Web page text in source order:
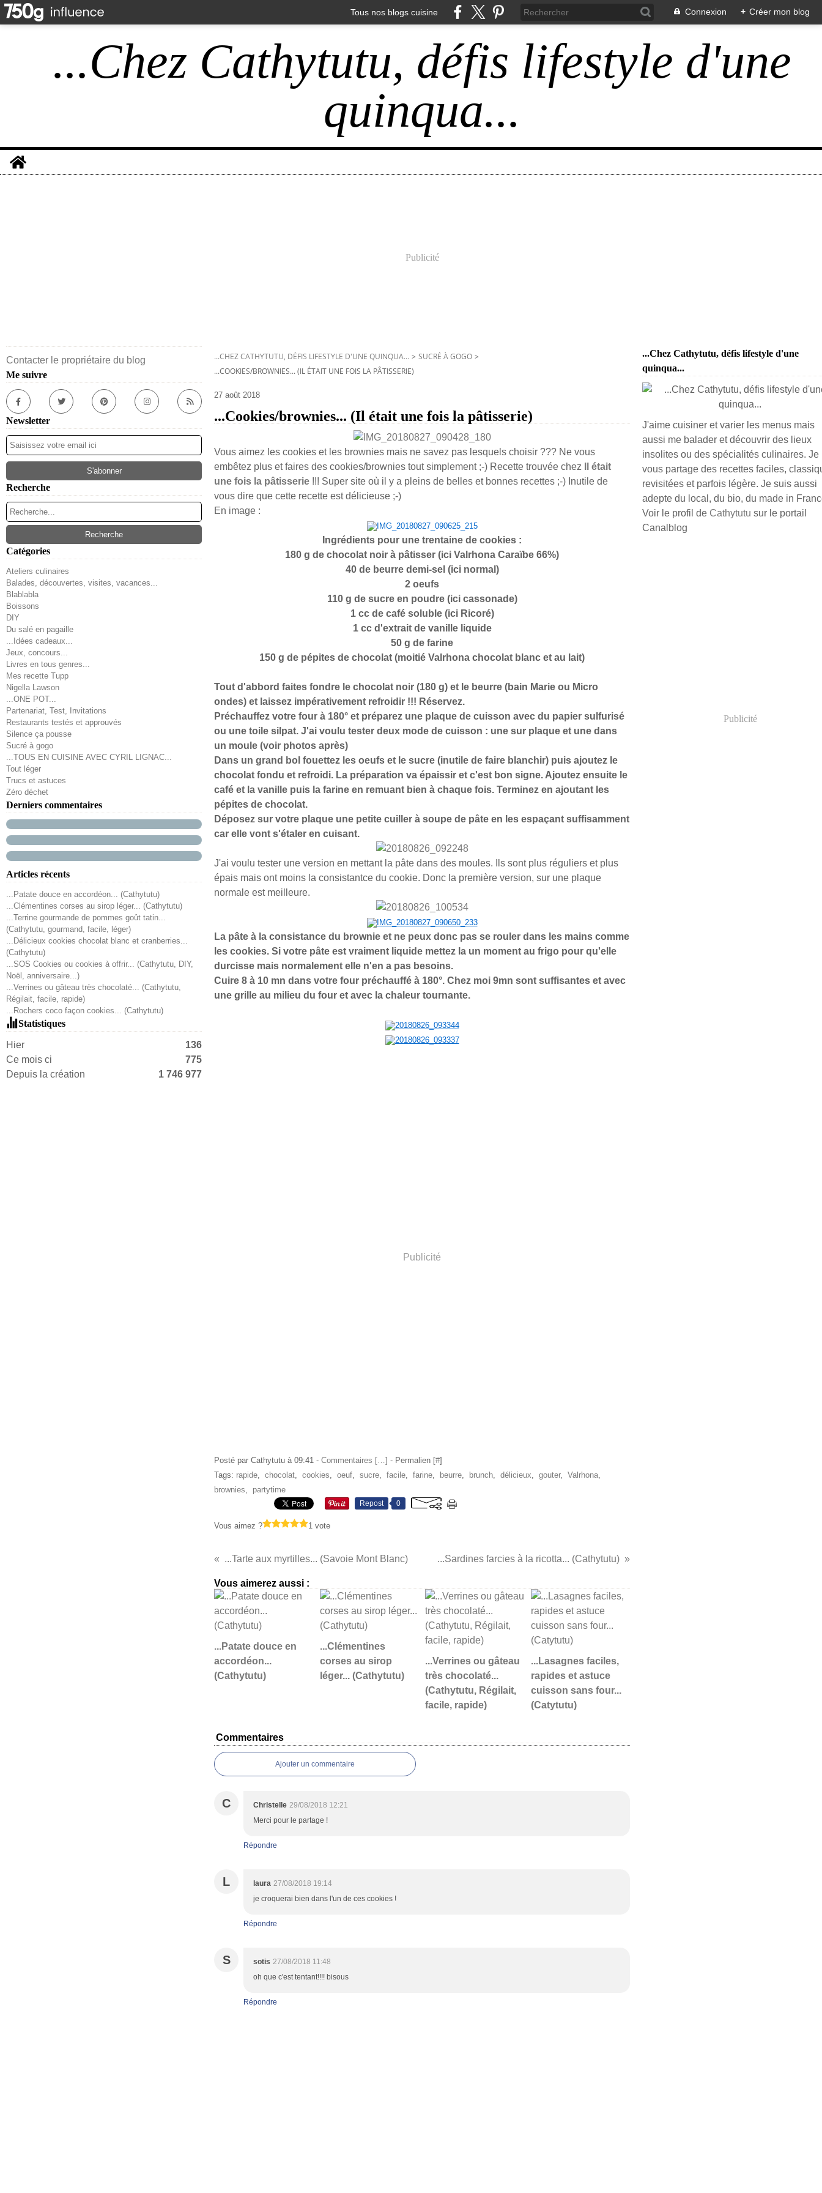
Tous nos blogs cuisine Connexion + Créer mon blog
...Chez Cathytutu, défis lifestyle d'une
quinqua...
Home
Publicité
Contacter le propriétaire du blog
Me suivre
Newsletter
Recherche
Catégories
Ateliers culinaires
Balades, découvertes, visites, vacances...
Blablabla
Boissons
DIY
Du salé en pagaille
...Idées cadeaux...
Jeux, concours...
Livres en tous genres...
Mes recette Tupp
Nigella Lawson
...ONE POT...
Partenariat, Test, Invitations
Restaurants testés et approuvés
Silence ça pousse
Sucré à gogo
...TOUS EN CUISINE AVEC CYRIL LIGNAC...
Tout léger
Trucs et astuces
Zéro déchet
Derniers commentaires
Articles récents
...Patate douce en accordéon... (Cathytutu)
...Clémentines corses au sirop léger... (Cathytutu)
...Terrine gourmande de pommes goût tatin...
(Cathytutu, gourmand, facile, léger)
...Délicieux cookies chocolat blanc et cranberries...
(Cathytutu)
...SOS Cookies ou cookies à offrir... (Cathytutu, DIY,
Noël, anniversaire...)
...Verrines ou gâteau très chocolaté... (Cathytutu,
Régilait, facile, rapide)
...Rochers coco façon cookies... (Cathytutu)
Statistiques
Hier
136
Ce mois ci
775
Depuis la création
1 746 977
...CHEZ CATHYTUTU, DÉFIS LIFESTYLE D'UNE QUINQUA... > SUCRÉ À GOGO >
...COOKIES/BROWNIES... (IL ÉTAIT UNE FOIS LA PÂTISSERIE)
27 août 2018
...Cookies/brownies... (Il était une fois la pâtisserie)
Vous aimez les cookies et les brownies mais ne savez pas lesquels choisir ??? Ne vous
embêtez plus et faires des cookies/brownies tout simplement ;-) Recette trouvée chez Il était
une fois la pâtisserie !!! Super site où il y a pleins de belles et bonnes recettes ;-) Inutile de
vous dire que cette recette est délicieuse ;-)
En image :
Ingrédients pour une trentaine de cookies :
180 g de chocolat noir à pâtisser (ici Valrhona Caraïbe 66%)
40 de beurre demi-sel (ici normal)
2 oeufs
110 g de sucre en poudre (ici cassonade)
1 cc de café soluble (ici Ricoré)
1 cc d'extrait de vanille liquide
50 g de farine
150 g de pépites de chocolat (moitié Valrhona chocolat blanc et au lait)
Tout d'abbord faites fondre le chocolat noir (180 g) et le beurre (bain Marie ou Micro
ondes) et laissez impérativement refroidir !!! Réservez.
Préchauffez votre four à 180° et préparez une plaque de cuisson avec du papier sulfurisé
ou une toile silpat. J'ai voulu tester deux mode de cuisson : une sur plaque et une dans
un moule (voir photos après)
Dans un grand bol fouettez les oeufs et le sucre (inutile de faire blanchir) puis ajoutez le
chocolat fondu et refroidi. La préparation va épaissir et c'est bon signe. Ajoutez ensuite le
café et la vanille puis la farine en remuant bien à chaque fois. Terminez en ajoutant les
pépites de chocolat.
Déposez sur votre plaque une petite cuiller à soupe de pâte en les espaçant suffisamment
car elle vont s'étaler en cuisant.
J'ai voulu tester une version en mettant la pâte dans des moules. Ils sont plus réguliers et plus
épais mais ont moins la consistantce du cookie. Donc la première version, sur une plaque
normale est meilleure.
La pâte à la consistance du brownie et ne peux donc pas se rouler dans les mains comme
les cookies. Si votre pâte est vraiment liquide mettez la un moment au frigo pour qu'elle
durcisse mais normalement elle n'en a pas besoins.
Cuire 8 à 10 mn dans votre four préchauffé à 180°. Chez moi 9mn sont suffisantes et avec
une grille au milieu du four et avec la chaleur tournante.
Publicité
Posté par Cathytutu à 09:41 - Commentaires […] - Permalien [#]
Tags: rapide, chocolat, cookies, oeuf, sucre, facile, farine, beurre, brunch, délicieux, gouter, Valrhona,
brownies, partytime
Repost 0
Vous aimez ? 1 vote
...Tarte aux myrtilles... (Savoie Mont Blanc) ...Sardines farcies à la ricotta... (Cathytutu)
Vous aimerez aussi :
...Patate douce en
accordéon...
(Cathytutu)
...Clémentines
corses au sirop
léger... (Cathytutu)
...Verrines ou gâteau
très chocolaté...
(Cathytutu, Régilait,
facile, rapide)
...Lasagnes faciles,
rapides et astuce
cuisson sans four...
(Catytutu)
Commentaires
Ajouter un commentaire
C Christelle 29/08/2018 12:21
Merci pour le partage !
Répondre
L laura 27/08/2018 19:14
je croquerai bien dans l'un de ces cookies !
Répondre
S sotis 27/08/2018 11:48
oh que c'est tentant!!!! bisous
Répondre
...Chez Cathytutu, défis lifestyle d'une
quinqua...
J'aime cuisiner et varier les menus mais
aussi me balader et découvrir des lieux
insolites ou des spécialités culinaires. Je
vous partage des recettes faciles,
revisitées et parfois légère. Je suis aussi
adepte du local, du bio, du made in
Voir le profil de Cathytutu sur le portail
Canalblog
Publicité